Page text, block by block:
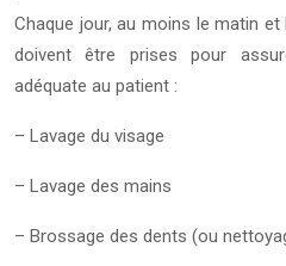
Chaque jour, au moins le matin
doivent être prises pour
adéquate au patient :
– Lavage du visage
– Lavage des mains
– Brossage des dents (ou